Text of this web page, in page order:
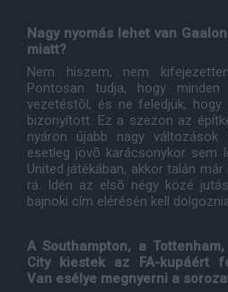
Nagy nyomás lehet van
miatt?
Nem hiszem, nem
Pontosan tudja, hogy
vezetéstõl, és ne feledjük,
bizonyított. Ez a szezon az
nyáron újabb nagy
esetleg jövõ karácsonykor sem
United játékában, akkor talán
rá. Idén az elsõ négy közé
bajnoki cím elérésén kell
A Southampton, a
City kiestek az FA-kupáért
Van esélye megnyerni a